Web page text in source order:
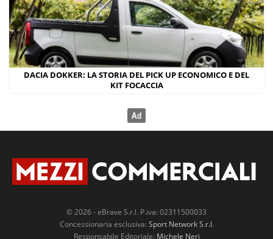
DACIA DOKKER: LA STORIA DEL PICK UP ECONOMICO E DEL
KIT FOCACCIA
© 2026 - eBrave S.r.l. P.iva: 02311500033
Concessionaria esclusiva: Sport Network S.r.l.
Responsabile Editoriale: Michele Neri